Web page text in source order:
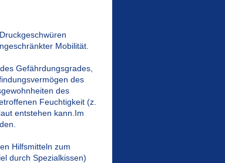
Mobilität.
Gefährdungsgrades,
des
des
Feuchtigkeit (z.
entstehen kann.Im
Hilfsmitteln zum
durch Spezialkissen)